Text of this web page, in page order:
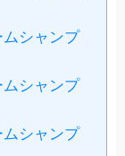
シャンプ
シャンプ
シャンプ